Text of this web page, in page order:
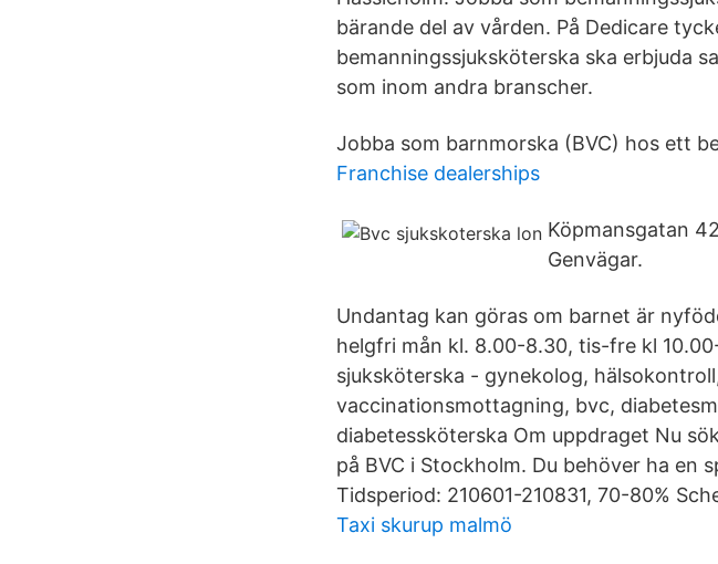
bärande del av vården. På Dedicare
bemanningssjuksköterska ska erbjuda
som inom andra branscher.
Jobba som barnmorska (BVC) hos ett
Franchise dealerships
Köpmansgatan
Genvägar.
Undantag kan göras om barnet är
helgfri mån kl. 8.00-8.30, tis-fre kl
sjuksköterska - gynekolog,
vaccinationsmottagning, bvc,
diabetessköterska Om uppdraget Nu
på BVC i Stockholm. Du behöver ha en
Tidsperiod: 210601-210831, 70-80%
Taxi skurup malmö